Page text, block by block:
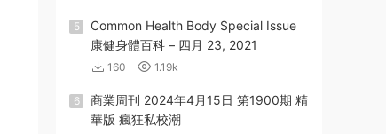
5
Common Health Body Special Issue
康健身體百科 – 四月 23, 2021
160 1.19k
6
商業周刊 2024年4月15日 第1900期 精
華版 瘋狂私校潮